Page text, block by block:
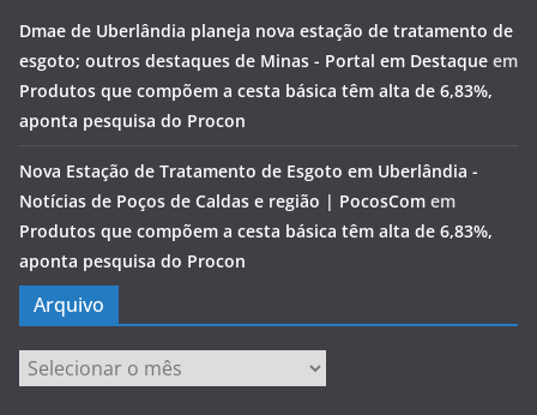
Dmae de Uberlândia planeja nova estação de tratamento de
esgoto; outros destaques de Minas - Portal em Destaque em
Produtos que compõem a cesta básica têm alta de 6,83%,
aponta pesquisa do Procon
Nova Estação de Tratamento de Esgoto em Uberlândia -
Notícias de Poços de Caldas e região | PocosCom em
Produtos que compõem a cesta básica têm alta de 6,83%,
aponta pesquisa do Procon
Arquivo
Arquivo